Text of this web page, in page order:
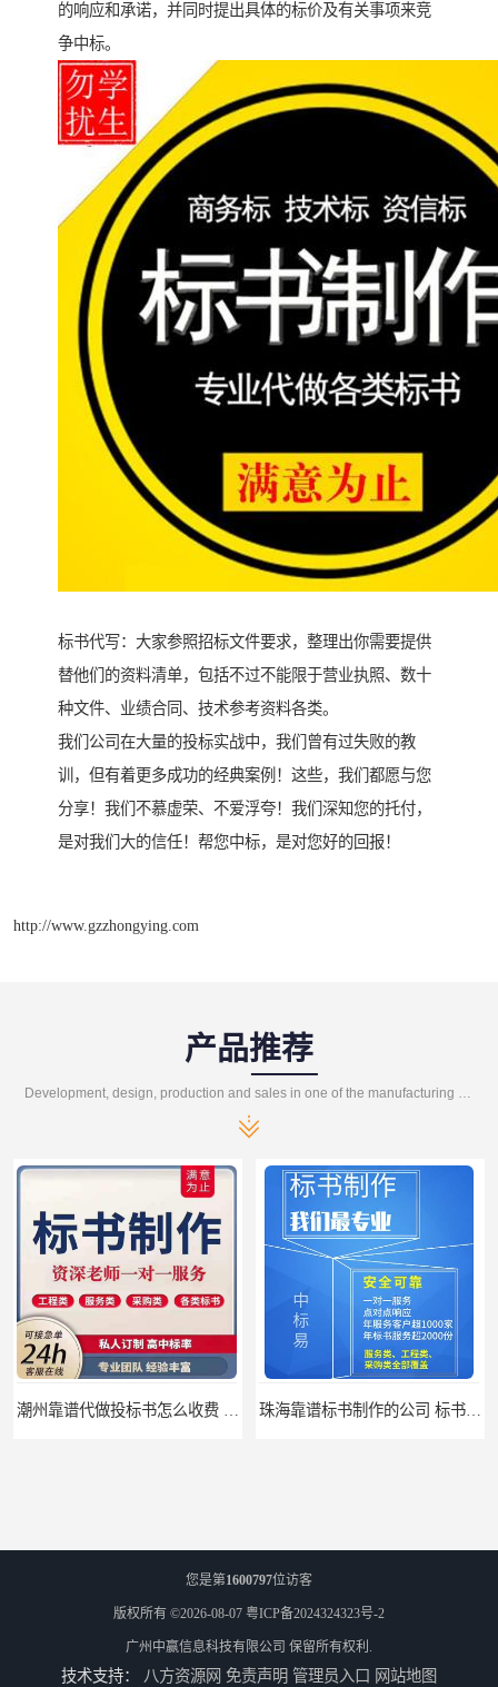
的响应和承诺，并同时提出具体的标价及有关事项来竞
争中标。
标书代写：大家参照招标文件要求，整理出你需要提供
替他们的资料清单，包括不过不能限于营业执照、数十
种文件、业绩合同、技术参考资料各类。
我们公司在大量的投标实战中，我们曾有过失败的教
训，但有着更多成功的经典案例！这些，我们都愿与您
分享！我们不慕虚荣、不爱浮夸！我们深知您的托付，
是对我们大的信任！帮您中标，是对您好的回报！
http://www.gzzhongying.com
产品推荐
您是第1600797位访客
版权所有 ©2026-08-07 粤ICP备2024324323号-2
广州中赢信息科技有限公司 保留所有权利.
技术支持： 八方资源网 免责声明 管理员入口 网站地图